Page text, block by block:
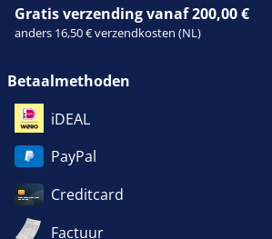
Gratis verzending vanaf 200,00 €
anders 16,50 € verzendkosten (NL)
Betaalmethoden
iDEAL
PayPal
Creditcard
Factuur